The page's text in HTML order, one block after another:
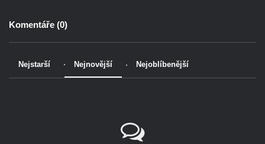
Komentáře (0)
Nejstarší Nejnovější Nejoblíbenější